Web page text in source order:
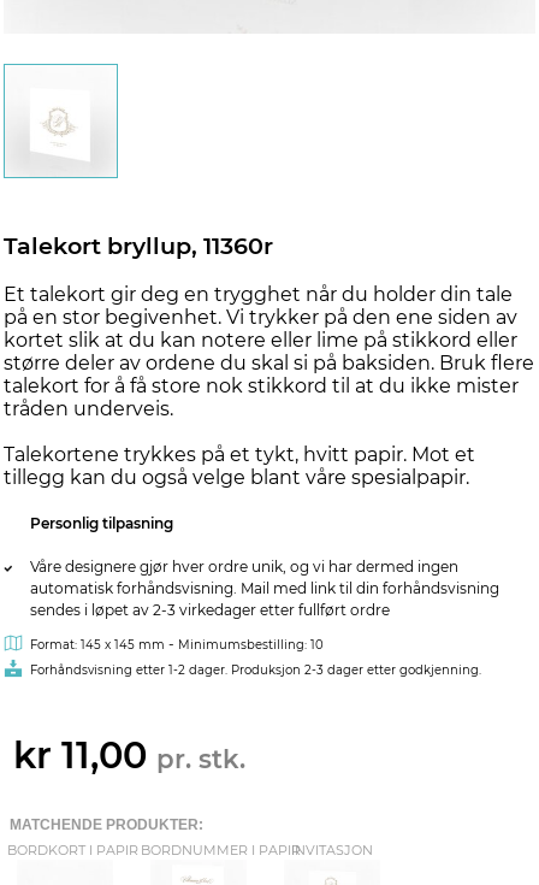
Talekort bryllup, 11360r
Et talekort gir deg en trygghet når du holder din tale
på en stor begivenhet. Vi trykker på den ene siden av
kortet slik at du kan notere eller lime på stikkord eller
større deler av ordene du skal si på baksiden. Bruk flere
talekort for å få store nok stikkord til at du ikke mister
tråden underveis.
Talekortene trykkes på et tykt, hvitt papir. Mot et
tillegg kan du også velge blant våre spesialpapir.
Personlig tilpasning
Våre designere gjør hver ordre unik, og vi har dermed ingen
automatisk forhåndsvisning. Mail med link til din forhåndsvisning
sendes i løpet av 2-3 virkedager etter fullført ordre
Format: 145 x 145 mm - Minimumsbestilling: 10
Forhåndsvisning etter 1-2 dager. Produksjon 2-3 dager etter godkjenning.
kr 11,00 pr. stk.
MATCHENDE PRODUKTER:
BORDKORT I PAPIR BORDNUMMER I PAPIRINVITASJON